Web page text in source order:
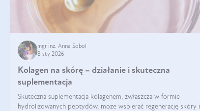
mgr inż. Anna Sobol
8 sty 2026
Kolagen na skórę – działanie i skuteczna
suplementacja
Skuteczna suplementacja kolagenem, zwłaszcza w formie
hydrolizowanych peptydów, może wspierać regenerację skóry i